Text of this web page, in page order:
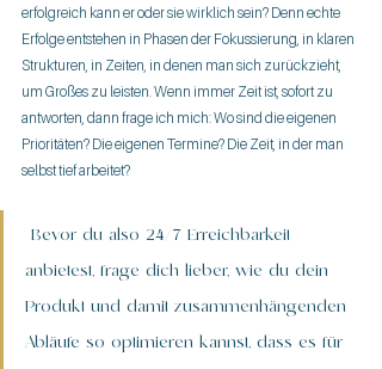
erfolgreich kann er oder sie wirklich sein? Denn echte
Erfolge entstehen in Phasen der Fokussierung, in klaren
Strukturen, in Zeiten, in denen man sich zurückzieht,
um Großes zu leisten. Wenn immer Zeit ist, sofort zu
antworten, dann frage ich mich: Wo sind die eigenen
Prioritäten? Die eigenen Termine? Die Zeit, in der man
selbst tief arbeitet?
Bevor du also 24/7 Erreichbarkeit
anbietest, frage dich lieber, wie du dein
Produkt und damit zusammenhängenden
Abläufe so optimieren kannst, dass es für